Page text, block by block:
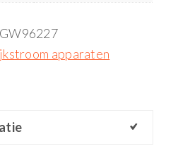
GW96227
apparaten